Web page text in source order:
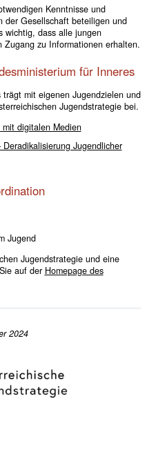
Kenntnisse und
der Gesellschaft beteiligen und
wichtig, dass alle jungen
Zugang zu Informationen erhalten.
für Inneres
mit eigenen Jugendzielen und
Jugendstrategie bei.
digitalen Medien
Jugendlicher
Jugend
Jugendstrategie und eine
auf der Homepage des
2024